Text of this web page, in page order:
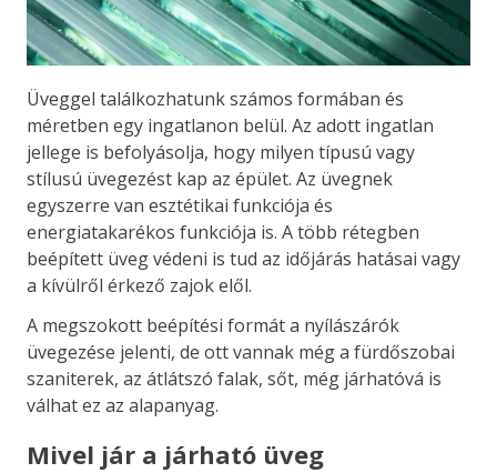
Üveggel találkozhatunk számos formában és
méretben egy ingatlanon belül. Az adott ingatlan
jellege is befolyásolja, hogy milyen típusú vagy
stílusú üvegezést kap az épület. Az üvegnek
egyszerre van esztétikai funkciója és
energiatakarékos funkciója is. A több rétegben
beépített üveg védeni is tud az időjárás hatásai vagy
a kívülről érkező zajok elől.
A megszokott beépítési formát a nyílászárók
üvegezése jelenti, de ott vannak még a fürdőszobai
szaniterek, az átlátszó falak, sőt, még járhatóvá is
válhat ez az alapanyag.
Mivel jár a járható üveg